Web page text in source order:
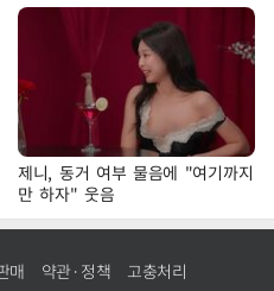
제니, 동거 여부 물음에 "여기까지
만 하자" 웃음
매 약관·정책 고충처리